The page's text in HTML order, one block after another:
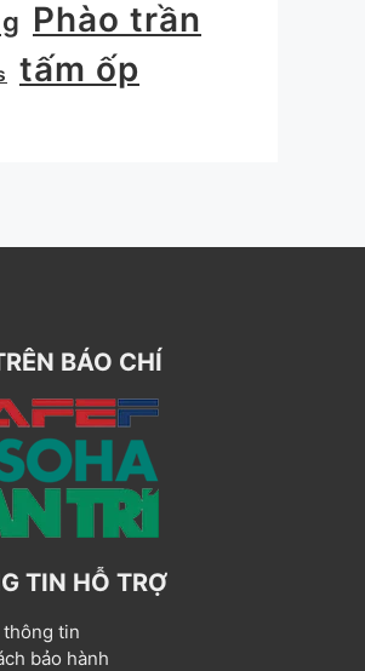
Phào trần
tấm ốp
BÁO CHÍ
TIN HỖ TRỢ
thông tin
bảo hành